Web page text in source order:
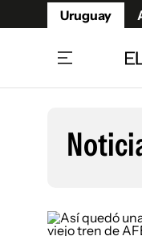
Uruguay
Beneficios
Café y